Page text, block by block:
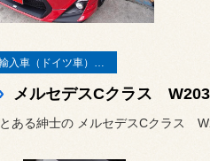
輸入車（ドイツ車）の作業
メルセデスCクラス
とある紳士の メルセデスCクラス